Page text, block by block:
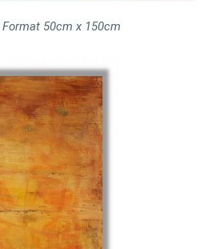
50cm x 150cm